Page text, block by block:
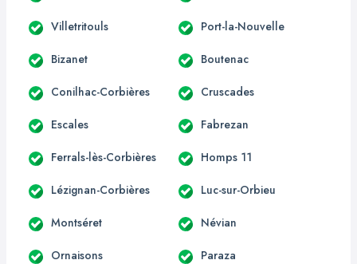
Villetritouls Port-la-Nouvelle
Bizanet Boutenac
Conilhac-Corbières Cruscades
Escales Fabrezan
Ferrals-lès-Corbières Homps 11
Lézignan-Corbières Luc-sur-Orbieu
Montséret Névian
Ornaisons Paraza